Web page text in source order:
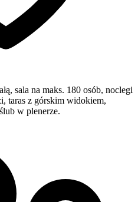
sala na maks. 180 osób, noclegi
taras z górskim widokiem,
w plenerze.